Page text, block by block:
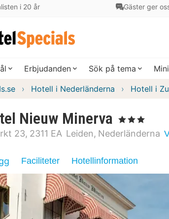
i 20 år Gäster ger
Erbjudanden Sök på tema
Hotell i Nederländerna Hotell i
Nieuw Minerva , 3 Stjärnor
23 2311 EA Leiden Nederländerna
Faciliteter Hotellinformation